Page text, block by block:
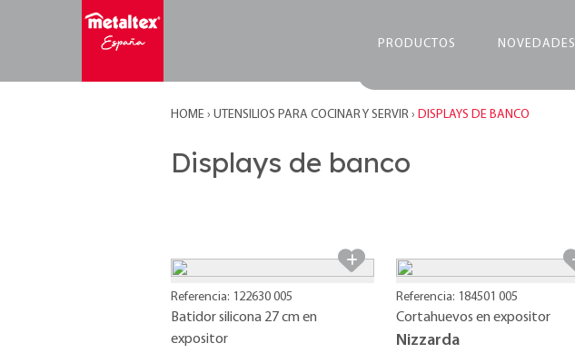
PRODUCTOS NOVEDADES
HOME › UTENSILIOS PARA COCINAR Y SERVIR › DISPLAYS DE BANCO
Displays de banco
Referencia: 122630 005
Batidor silicona 27 cm en
expositor
Referencia: 184501 005
Cortahuevos en expositor
Nizzarda